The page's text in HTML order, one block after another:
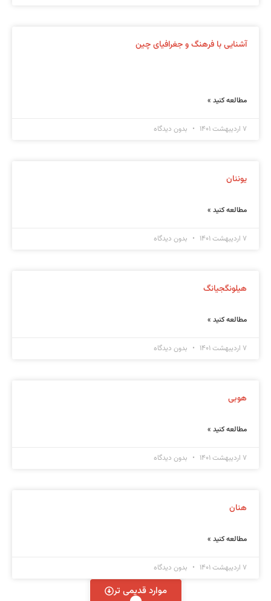
آشنایی با فرهنگ و جغرافیای چین
مطالعه کنید »
۷ اردیبهشت ۱۴۰۱ بدون دیدگاه
یوننان
مطالعه کنید »
۷ اردیبهشت ۱۴۰۱ بدون دیدگاه
هیلونگجیانگ
مطالعه کنید »
۷ اردیبهشت ۱۴۰۱ بدون دیدگاه
هوبی
مطالعه کنید »
۷ اردیبهشت ۱۴۰۱ بدون دیدگاه
هنان
مطالعه کنید »
۷ اردیبهشت ۱۴۰۱ بدون دیدگاه
موارد قدیمی تر